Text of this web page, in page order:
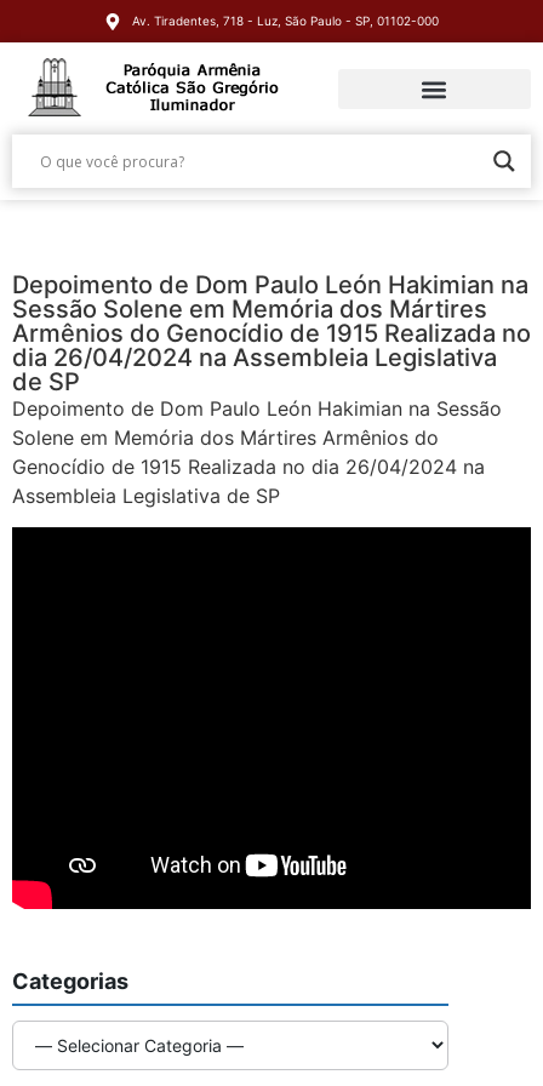
Av. Tiradentes, 718 - Luz, São Paulo - SP, 01102-000
Depoimento de Dom Paulo León Hakimian na
Sessão Solene em Memória dos Mártires
Armênios do Genocídio de 1915 Realizada no
dia 26/04/2024 na Assembleia Legislativa
de SP
Depoimento de Dom Paulo León Hakimian na Sessão
Solene em Memória dos Mártires Armênios do
Genocídio de 1915 Realizada no dia 26/04/2024 na
Assembleia Legislativa de SP
Categorias